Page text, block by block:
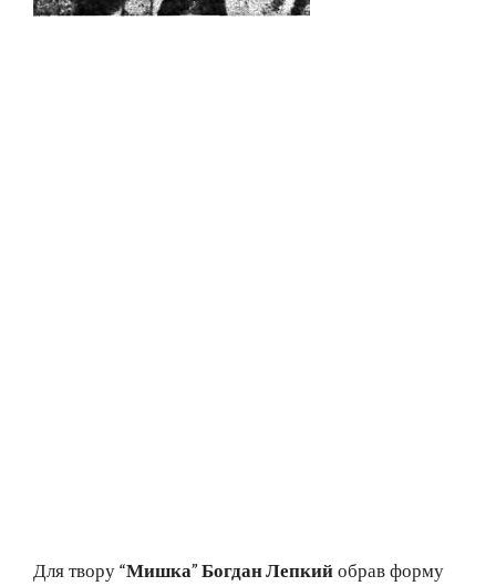
Для твору“Мишка” Богдан Лепкийобрав форму